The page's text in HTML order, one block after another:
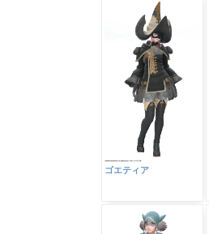
ゴエティア